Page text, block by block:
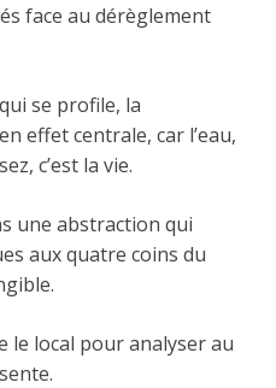
face au dérèglement
se profile, la
effet centrale, car l’eau,
c’est la vie.
une abstraction qui
aux quatre coins du
le local pour analyser au